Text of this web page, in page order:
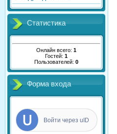
Статистика
Онлайн всего: 1
Гостей: 1
Пользователей: 0
Форма входа
Войти через uID